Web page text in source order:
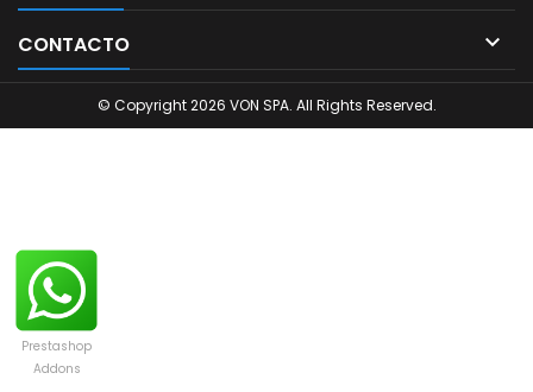
Prestashop
Addons
CONTACTO 
© Copyright 2026 VON SPA. All Rights Reserved.